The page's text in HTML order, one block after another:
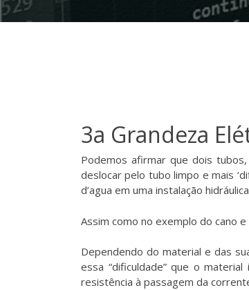
3a Grandeza
Podemos afirmar que dois
deslocar pelo tubo limpo e mais
d’agua em uma instalação
Assim como no exemplo do cano
Dependendo do material e das
essa “dificuldade” que o
resistência à passagem da